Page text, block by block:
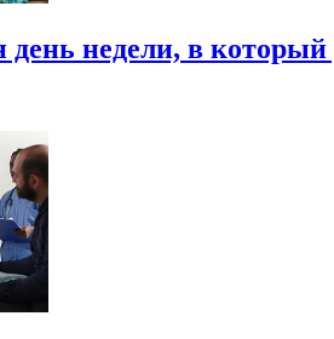
день недели, в